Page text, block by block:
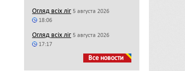
Огляд всіх ліг 5 августа 2026
18:06
Огляд всіх ліг 5 августа 2026
17:17
Все новости